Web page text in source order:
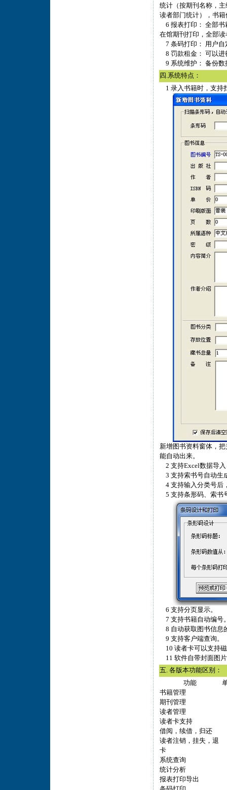
统计（按期刊名称，
读者部门统计），书
6 报表打印： 全部书
在馆期刊打印，全部读
7 条码打印： 用户自
8 罚款租金： 可以进
9 系统维护： 备份数
四.系统特点：
1 录入书籍时，支持
新增图书资料窗体，
能自动出来。
2 支持Excel数据导入
3 支持索书号自动生
4 支持输入分类号后
5 支持条形码、索书
6 支持分页显示。
7 支持书籍自动编号
8 自动获取图书信息
9 支持客户端查询。
10 读者卡可以支持
11 软件自带封面图
五. 各版本功能区别：
功能
书籍管理
期刊管理
读者管理
读者卡支持
借阅，续借，归还
读者注销，挂失，退
卡
系统查询
统计分析
报表打印导出